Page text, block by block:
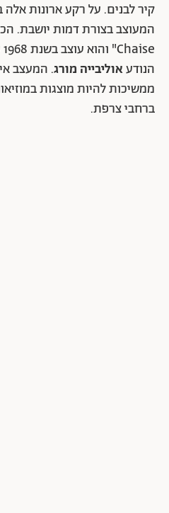
קיר לבנים. על רקע ארונות אלה
הנודעאוליבייה מורג. המעצב
ממשיכות להיות מוצגות
ברחבי צרפת.